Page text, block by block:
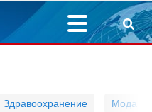
Здравоохранение Мода